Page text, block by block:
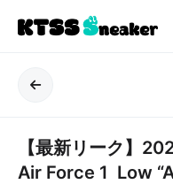
【最新リーク】
Air Force 1 Low